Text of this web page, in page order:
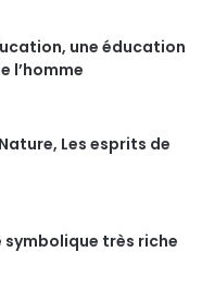
une éducation
l’homme
Les esprits de
symbolique très riche